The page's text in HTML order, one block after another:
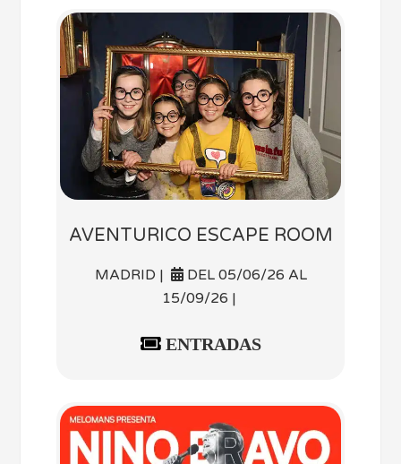
AVENTURICO ESCAPE ROOM
MADRID |
DEL 05/06/26 AL
15/09/26 |
ENTRADAS